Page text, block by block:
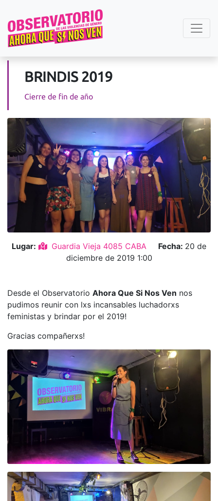
BRINDIS 2019
Cierre de fin de año
Lugar: Guardia Vieja 4085 CABA Fecha: 20 de
diciembre de 2019 1:00
Desde el Observatorio Ahora Que Si Nos Ven nos
pudimos reunir con lxs incansables luchadorxs
feministas y brindar por el 2019!
Gracias compañerxs!